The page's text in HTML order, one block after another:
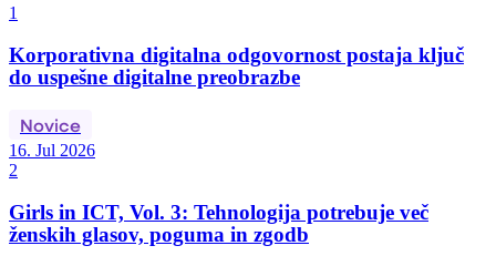
1
Korporativna digitalna odgovornost postaja ključ
do uspešne digitalne preobrazbe
Novice
16. Jul 2026
2
Girls in ICT, Vol. 3: Tehnologija potrebuje več
ženskih glasov, poguma in zgodb